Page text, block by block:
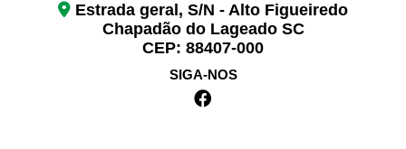
Estrada geral, S/N - Alto Figueiredo
Chapadão do Lageado SC
CEP: 88407-000
SIGA-NOS